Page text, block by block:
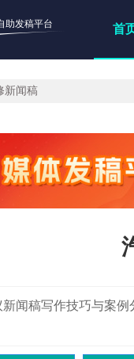
助发稿平台 首
新闻稿
闻稿写作技巧与案